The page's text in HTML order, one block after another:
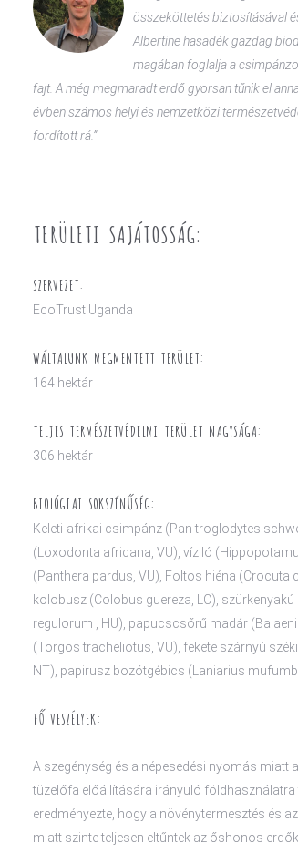
összeköttetés biztosításával
Albertine hasadék gazdag
magában foglalja a
fajt. A még megmaradt erdő gyorsan tűnik el
évben számos helyi és nemzetközi
fordított rá.”
TERÜLETI SAJÁTOSSÁG:
SZERVEZET:
EcoTrust Uganda
WÁLTALUNK MEGMENTETT TERÜLET:
164 hektár
TELJES TERMÉSZETVÉDELMI TERÜLET NAGYSÁGA:
306 hektár
BIOLÓGIAI SOKSZÍNŰSÉG:
Keleti-afrikai csimpánz (Pan troglodytes
(Loxodonta africana, VU), víziló
(Panthera pardus, VU), Foltos hiéna (Crocuta
kolobusz (Colobus guereza, LC),
regulorum , HU), papucscsőrű madár
(Torgos tracheliotus, VU), fekete szárnyú
NT), papirusz bozótgébics (Laniarius
FŐ VESZÉLYEK:
A szegénység és a népesedési nyomás miatt
tüzelőfa előállítására irányuló
eredményezte, hogy a növénytermesztés és
miatt szinte teljesen eltűntek az őshonos